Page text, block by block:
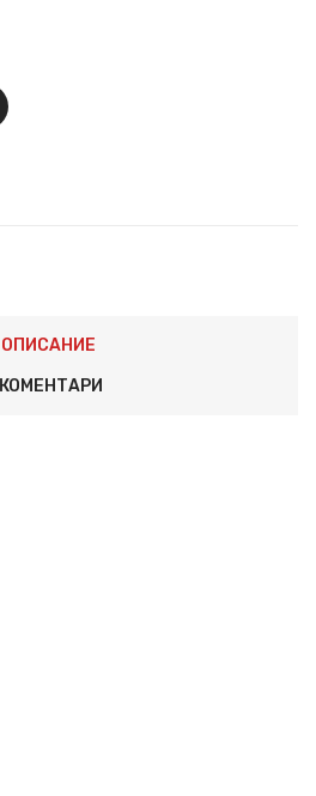
ОПИСАНИЕ
КОМЕНТАРИ